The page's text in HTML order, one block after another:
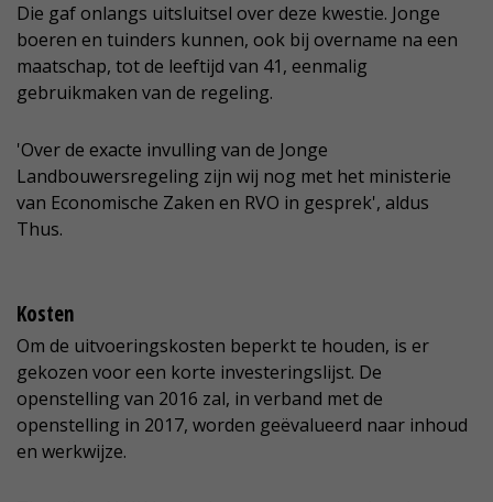
Die gaf onlangs uitsluitsel over deze kwestie. Jonge
boeren en tuinders kunnen, ook bij overname na een
maatschap, tot de leeftijd van 41, eenmalig
gebruikmaken van de regeling.
'Over de exacte invulling van de Jonge
Landbouwersregeling zijn wij nog met het ministerie
van Economische Zaken en RVO in gesprek', aldus
Thus.
Kosten
Om de uitvoeringskosten beperkt te houden, is er
gekozen voor een korte investeringslijst. De
openstelling van 2016 zal, in verband met de
openstelling in 2017, worden geëvalueerd naar inhoud
en werkwijze.